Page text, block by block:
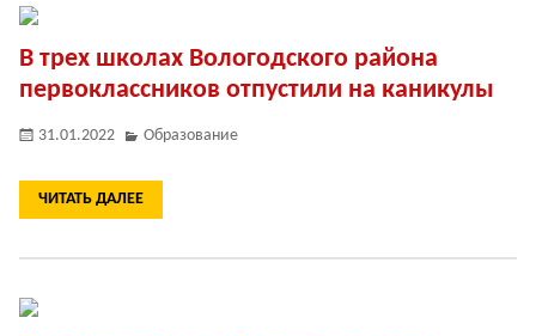
В трех школах Вологодского района
первоклассников отпустили на каникулы
31.01.2022 Образование
ЧИТАТЬ ДАЛЕЕ